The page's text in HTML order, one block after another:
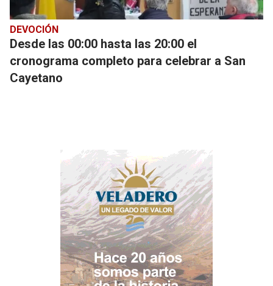
DEVOCIÓN
Desde las 00:00 hasta las 20:00 el
cronograma completo para celebrar a San
Cayetano